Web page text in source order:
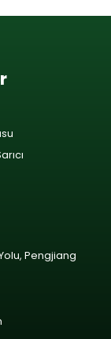
Pengjiang